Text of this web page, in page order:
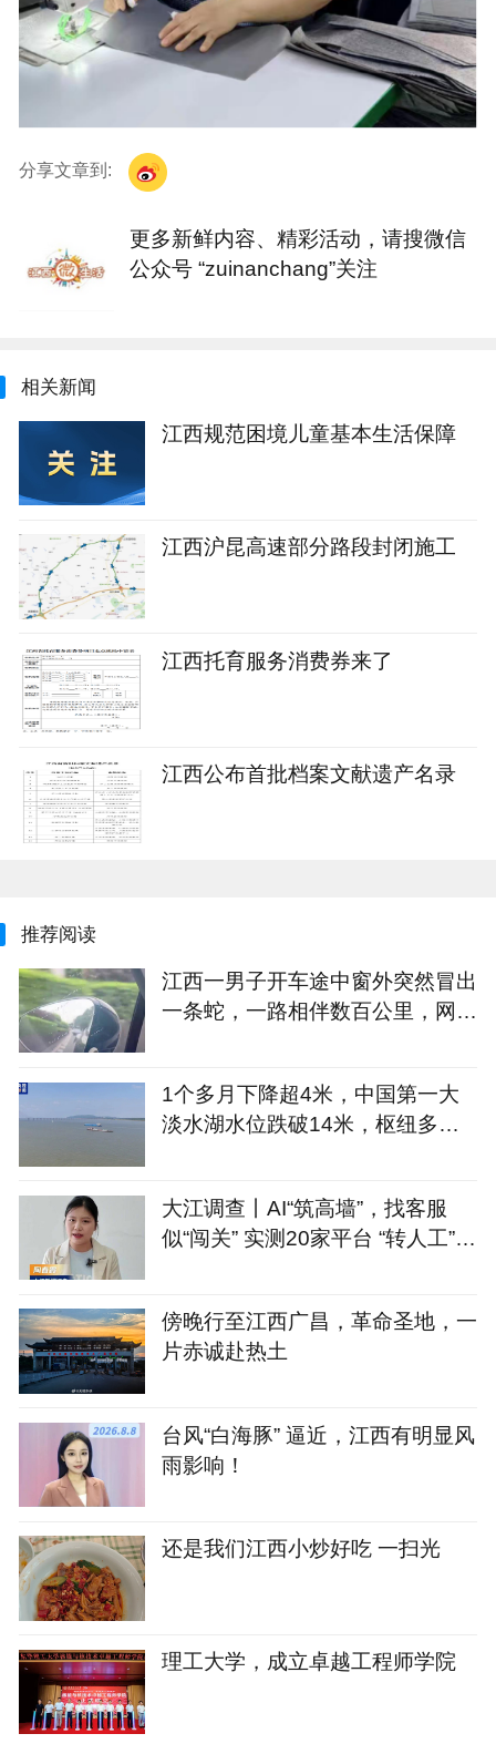
分享文章到:
更多新鲜内容、精彩活动，请搜微信
公众号 “zuinanchang”关注
相关新闻
江西规范困境儿童基本生活保障
江西沪昆高速部分路段封闭施工
江西托育服务消费券来了
江西公布首批档案文献遗产名录
推荐阅读
江西一男子开车途中窗外突然冒出
一条蛇，一路相伴数百公里，网
1个多月下降超4米，中国第一大
淡水湖水位跌破14米，枢纽多久
大江调查丨AI“筑高墙”，找客服
似“闯关” 实测20家平台 “转人工”最
傍晚行至江西广昌，革命圣地，一
片赤诚赴热土
台风“白海豚” 逼近，江西有明显风
雨影响！
还是我们江西小炒好吃 一扫光
理工大学，成立卓越工程师学院